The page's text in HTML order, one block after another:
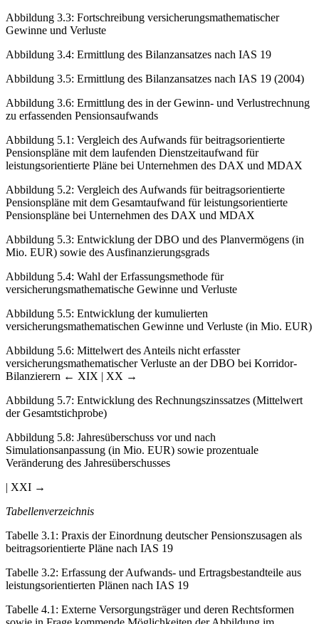
Abbildung 3.3: Fortschreibung versicherungsmathematischer
Gewinne und Verluste
Abbildung 3.4: Ermittlung des Bilanzansatzes nach IAS 19
Abbildung 3.5: Ermittlung des Bilanzansatzes nach IAS 19 (2004)
Abbildung 3.6: Ermittlung des in der Gewinn- und Verlustrechnung
zu erfassenden Pensionsaufwands
Abbildung 5.1 : Vergleich des Aufwands für beitragsorientierte
Pensionspläne mit dem laufenden Dienstzeitaufwand für
leistungsorientierte Pläne bei Unternehmen des DAX und MDAX
Abbildung 5.2: Vergleich des Aufwands für beitragsorientierte
Pensionspläne mit dem Gesamtaufwand für leistungsorientierte
Pensionspläne bei Unternehmen des DAX und MDAX
Abbildung 5.3: Entwicklung der DBO und des Planvermögens (in
Mio. EUR) sowie des Ausfinanzierungsgrads
Abbildung 5.4: Wahl der Erfassungsmethode für
versicherungsmathematische Gewinne und Verluste
Abbildung 5.5: Entwicklung der kumulierten
versicherungsmathematischen Gewinne und Verluste (in Mio. EUR)
Abbildung 5.6: Mittelwert des Anteils nicht erfasster
versicherungsmathematischer Verluste an der DBO bei Korridor-
Bilanzierern ← XIX | XX →
Abbildung 5.7: Entwicklung des Rechnungszinssatzes (Mittelwert
der Gesamtstichprobe)
Abbildung 5.8: Jahresüberschuss vor und nach
Simulationsanpassung (in Mio. EUR) sowie prozentuale
Veränderung des Jahresüberschusses
| XXI →
Tabellenverzeichnis
Tabelle 3.1 : Praxis der Einordnung deutscher Pensionszusagen als
beitragsorientierte Pläne nach IAS 19
Tabelle 3.2: Erfassung der Aufwands- und Ertragsbestandteile aus
leistungsorientierten Plänen nach IAS 19
Tabelle 4.1 : Externe Versorgungsträger und deren Rechtsformen